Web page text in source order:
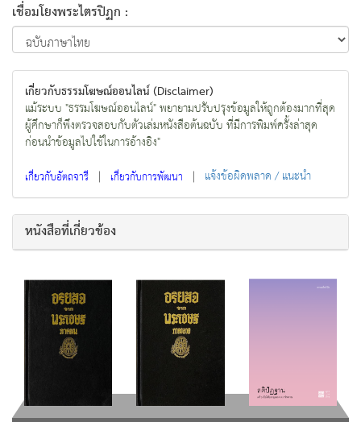
เชื่อมโยงพระไตรปิฏก :
เกี่ยวกับธรรมโฆษณ์ออนไลน์ (Disclaimer)
แม้ระบบ "ธรรมโฆษณ์ออนไลน์" พยายามปรับปรุงข้อมูลให้ถูกต้องมากที่สุด
ผู้ศึกษาก็พึงตรวจสอบกับตัวเล่มหนังสือต้นฉบับ ที่มีการพิมพ์ครั้งล่าสุด
ก่อนนำข้อมูลไปใช้ในการอ้างอิง"
เกี่ยวกับอัตถจารี | เกี่ยวกับการพัฒนา | แจ้งข้อผิดพลาด / แนะนำ
หนังสือที่เกี่ยวข้อง